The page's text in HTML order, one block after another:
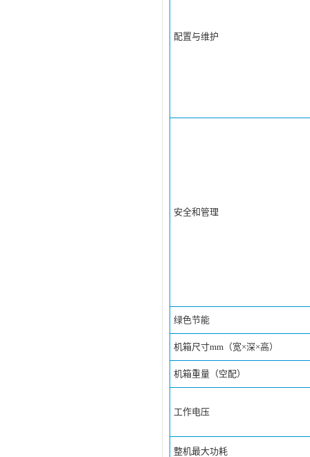
配置与维护
安全和管理
绿色节能
机箱尺寸mm（宽×深×高）
机箱重量（空配）
工作电压
整机最大功耗